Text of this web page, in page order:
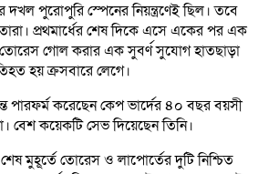
দখল পুরোপুরি স্পেনের নিয়ন্ত্রণেই ছিল। তবে
প্রথমার্ধের শেষ দিকে এসে একের পর এক
গোল করার এক সুবর্ণ সুযোগ হাতছাড়া
হয় ক্রসবারে লেগে।
পারফর্ম করেছেন কেপ ভার্দের ৪০ বছর বয়সী
বেশ কয়েকটি সেভ দিয়েছেন তিনি।
শেষ মুহূর্তে তোরেস ও লাপোর্তের দুটি নিশ্চিত